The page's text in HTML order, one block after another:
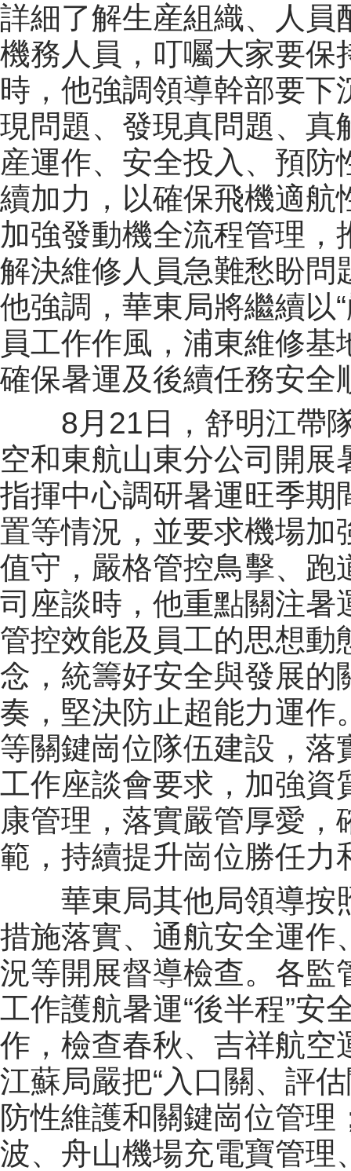
詳細了解生産組織、人員
機務人員，叮囑大家要保
時，他強調領導幹部要下
現問題、發現真問題、真
産運作、安全投入、預
續加力，以確保飛機適航
加強發動機全流程管理
解決維修人員急難愁盼問
他強調，華東局將繼續以
員工作作風，浦東維修
確保暑運及後續任務安全
8月21日，舒明江帶隊
空和東航山東分公司開
指揮中心調研暑運旺季期
置等情況，並要求機場加
值守，嚴格管控鳥擊、跑
司座談時，他重點關注暑
管控效能及員工的思想動
念，統籌好安全與發展的
奏，堅決防止超能力運作
等關鍵崗位隊伍建設，落
工作座談會要求，加強資
康管理，落實嚴管厚愛
範，持續提升崗位勝任力
華東局其他局領導按
措施落實、通航安全運作
況等開展督導檢查。各監
工作護航暑運“後半程”安
作，檢查春秋、吉祥航空
江蘇局嚴把“入口關、評
防性維護和關鍵崗位管
波、舟山機場充電寶管理